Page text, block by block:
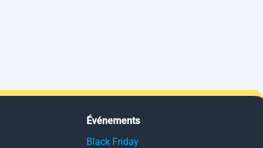
Événements
Black Friday